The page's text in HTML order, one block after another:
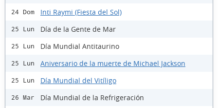
24 Dom Inti Raymi (Fiesta del Sol)
25 Lun Día de la Gente de Mar
25 Lun Día Mundial Antitaurino
25 Lun Aniversario de la muerte de Michael Jackson
25 Lun Día Mundial del Vitíligo
26 Mar Día Mundial de la Refrigeración